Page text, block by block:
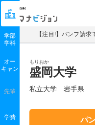
マナビジョン
【注目!】パンフ請
もりおか
盛岡大学
私立大学 岩手県
パ
学部
学科
オー
キャン
先輩
学費